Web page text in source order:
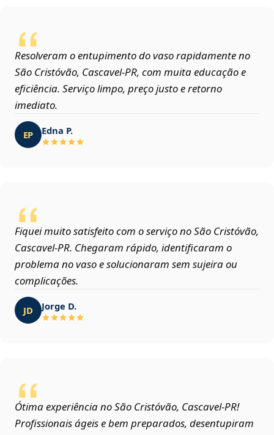
Resolveram o entupimento do vaso rapidamente no
São Cristóvão, Cascavel‑PR, com muita educação e
eficiência. Serviço limpo, preço justo e retorno
imediato.
EP Edna P.
Fiquei muito satisfeito com o serviço no São Cristóvão,
Cascavel‑PR. Chegaram rápido, identificaram o
problema no vaso e solucionaram sem sujeira ou
complicações.
JD Jorge D.
Ótima experiência no São Cristóvão, Cascavel‑PR!
Profissionais ágeis e bem preparados, desentupiram